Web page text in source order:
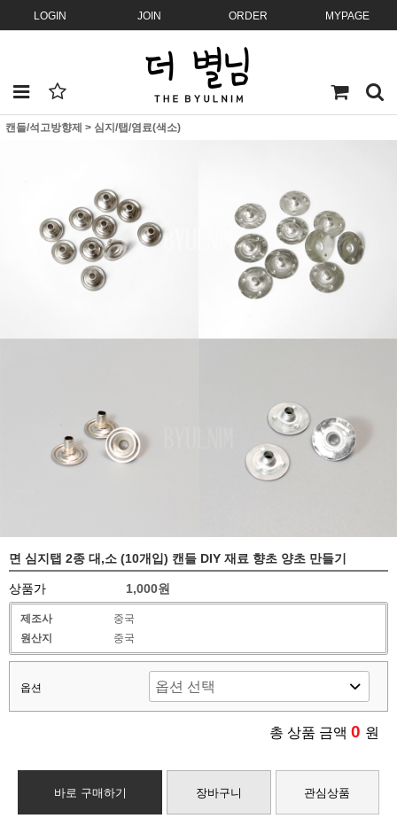
LOGIN JOIN ORDER MYPAGE
캔들/석고방향제 > 심지/탭/염료(색소)
면 심지탭 2종 대,소 (10개입) 캔들 DIY 재료 향초 양초 만들기
상품가 1,000원
제조사
중국
원산지
중국
옵션
총 상품 금액 0 원
바로 구매하기 장바구니 관심상품